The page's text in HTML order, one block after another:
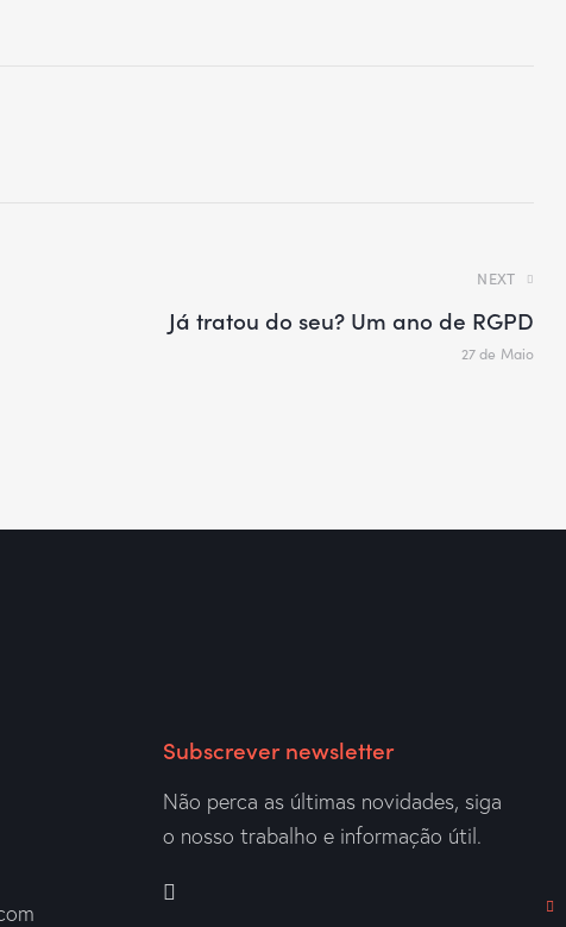
NEXT
Já tratou do seu? Um ano de RGPD
27 de Maio
Subscrever newsletter
Não perca as últimas novidades, siga
o nosso trabalho e informação útil.